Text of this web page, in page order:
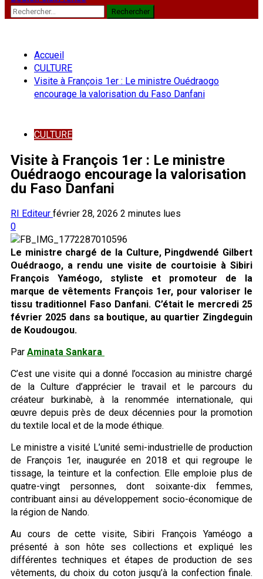
Rechercher :
Accueil
CULTURE
Visite à François 1er : Le ministre Ouédraogo
encourage la valorisation du Faso Danfani
CULTURE
Visite à François 1er : Le ministre
Ouédraogo encourage la valorisation
du Faso Danfani
RI Editeur février 28, 2026 2 minutes lues
0
Le ministre chargé de la Culture, Pingdwendé Gilbert
Ouédraogo, a rendu une visite de courtoisie à Sibiri
François Yaméogo, styliste et promoteur de la
marque de vêtements François 1er, pour valoriser le
tissu traditionnel Faso Danfani. C’était le mercredi 25
février 2025 dans sa boutique, au quartier Zingdeguin
de Koudougou.
Par Aminata Sankara
‎C’est une visite qui a donné l’occasion au ministre chargé
de la Culture d’apprécier le travail et le parcours du
créateur burkinabè, à la renommée internationale, qui
œuvre depuis près de deux décennies pour la promotion
du textile local et de la mode éthique.
Le ministre a visité L’unité semi-industrielle de production
de François 1er, inaugurée en 2018 et qui regroupe le
tissage, la teinture et la confection. Elle emploie plus de
quatre-vingt personnes, dont soixante-dix femmes,
contribuant ainsi au développement socio-économique de
la région de Nando.
‎Au cours de cette visite, Sibiri François Yaméogo a
présenté à son hôte ses collections et expliqué les
différentes techniques et étapes de production de ses
vêtements, du choix du coton jusqu’à la confection finale.